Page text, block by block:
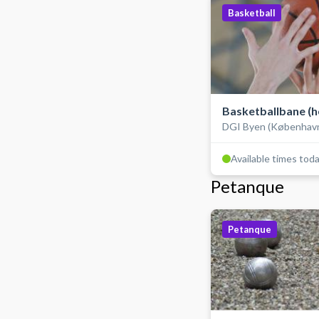
Basketball
Basketballbane
hallen)
DGI Byen
Available times
Petanque
Petanque